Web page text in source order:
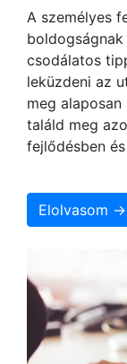
A személyes
csodálatos
leküzdeni az
meg
találd meg
fejlődésben
Elolvasom →